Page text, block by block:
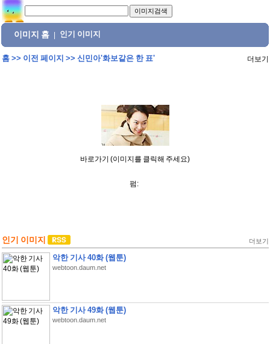
이미지 홈 인기 이미지
홈>> 이전 페이지 >> 신민아'화보같은 한 표' 더보기
바로가기 (이미지를 클릭해 주세요)
펌:
인기 이미지 더보기
악한 기사 40화 (웹툰)
webtoon.daum.net
악한 기사 49화 (웹툰)
webtoon.daum.net